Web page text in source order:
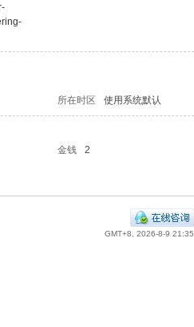
所在时区 使用系统默认
金钱
2
GMT+8, 2026-8-9 21:35